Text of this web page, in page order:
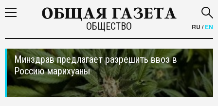
ОБЩЕСТВО RU /EN
Минздрав предлагает разрешить ввоз в
Россию марихуаны